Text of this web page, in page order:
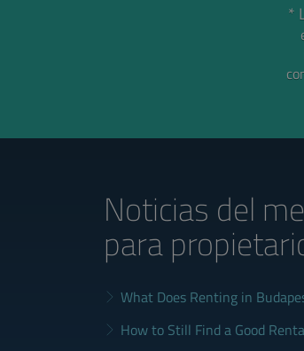
*
Noticias del
para
What Does Renting in
How to Still Find a Good